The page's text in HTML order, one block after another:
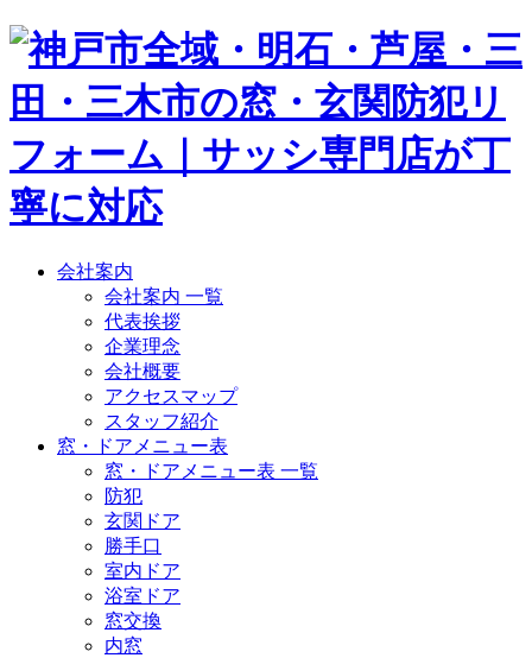
会社案内
会社案内 一覧
代表挨拶
企業理念
会社概要
アクセスマップ
スタッフ紹介
窓・ドアメニュー表
窓・ドアメニュー表 一覧
防犯
玄関ドア
勝手口
室内ドア
浴室ドア
窓交換
内窓